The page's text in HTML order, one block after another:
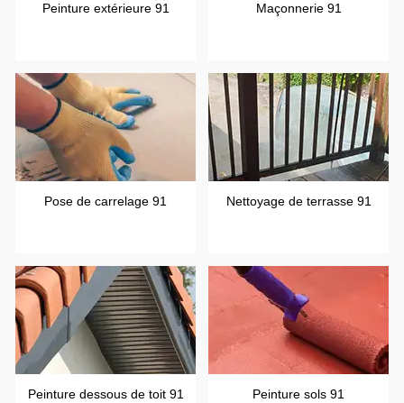
Peinture extérieure 91 Maçonnerie 91
Pose de carrelage 91 Nettoyage de terrasse 91
Peinture dessous de toit 91 Peinture sols 91